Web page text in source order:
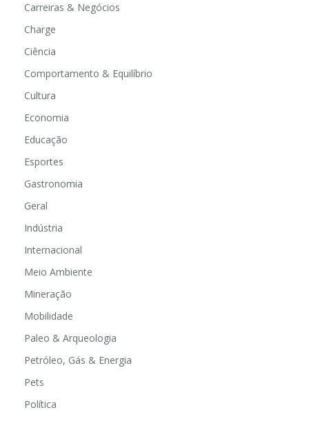
Carreiras & Negócios
Charge
Ciência
Comportamento & Equilíbrio
Cultura
Economia
Educação
Esportes
Gastronomia
Geral
Indústria
Internacional
Meio Ambiente
Mineração
Mobilidade
Paleo & Arqueologia
Petróleo, Gás & Energia
Pets
Política